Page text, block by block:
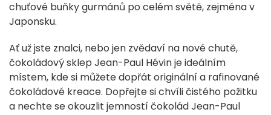
chuťové buňky gurmánů po celém světě, zejména v
Japonsku.
Ať už jste znalci, nebo jen zvědaví na nové chutě,
čokoládový sklep Jean-Paul Hévin je ideálním
místem, kde si můžete dopřát originální a rafinované
čokoládové kreace. Dopřejte si chvíli čistého požitku
a nechte se okouzlit jemností čokolád Jean-Paul